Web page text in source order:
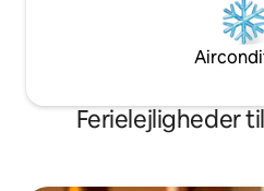
Ferielejligheder